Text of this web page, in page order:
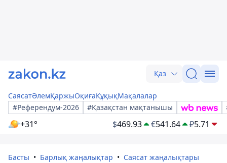
Қаз
СаясатӘлемҚаржыОқиғаҚұқықМақалалар
#Референдум-2026
#Қазақстан мақтанышы
+31° $469.93 €541.64 ₽5.71
Басты Барлық жаңалықтар Саясат жаңалықтары